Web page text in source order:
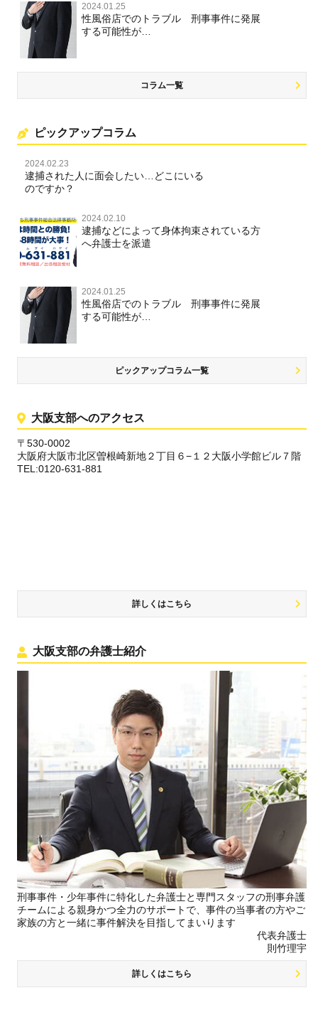
2024.01.25
性風俗店でのトラブル 刑事事件に発展
する可能性が…
コラム一覧
ピックアップコラム
2024.02.23
逮捕された人に面会したい…どこにいる
のですか？
2024.02.10
逮捕などによって身体拘束されている方
へ弁護士を派遣
2024.01.25
性風俗店でのトラブル 刑事事件に発展
する可能性が…
ピックアップコラム一覧
大阪支部へのアクセス
〒530-0002
大阪府大阪市北区曽根崎新地２丁目６−１２大阪小学館ビル７階
TEL:0120-631-881
詳しくはこちら
大阪支部の弁護士紹介
刑事事件・少年事件に特化した弁護士と専門スタッフの刑事弁護
チームによる親身かつ全力のサポートで、事件の当事者の方やご
家族の方と一緒に事件解決を目指してまいります
代表弁護士
則竹理宇
詳しくはこちら